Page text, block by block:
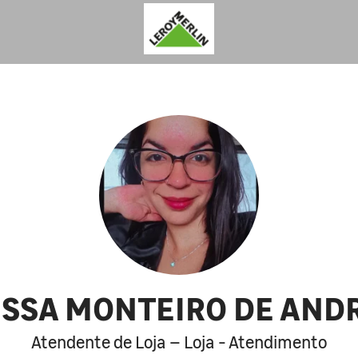
MONTEIRO DE
Atendente de Loja – Loja - Atendimento